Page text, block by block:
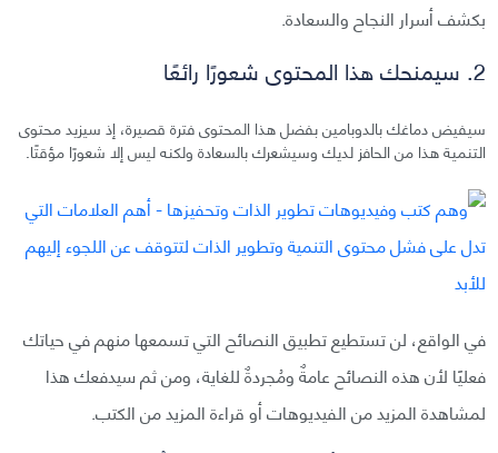
بكشف أسرار النجاح والسعادة.
2. سيمنحك هذا المحتوى شعورًا رائعًا
سيفيض دماغك بالدوبامين بفضل هذا المحتوى فترة قصيرة، إذ سيزيد محتوى
التنمية هذا من الحافز لديك وسيشعرك بالسعادة ولكنه ليس إلا شعورًا مؤقتًا.
في الواقع، لن تستطيع تطبيق النصائح التي تسمعها منهم في حياتك
فعليًا لأن هذه النصائح عامةٌ ومُجردةٌ للغاية، ومن ثم سيدفعك هذا
لمشاهدة المزيد من الفيديوهات أو قراءة المزيد من الكتب.